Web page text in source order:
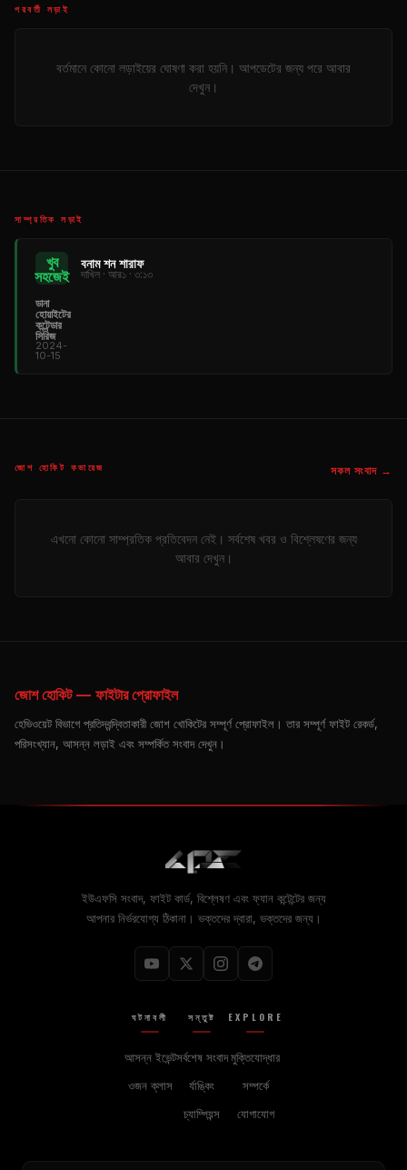
পরবর্তী লড়াই
বর্তমানে কোনো লড়াইয়ের ঘোষণা করা হয়নি। আপডেটের জন্য পরে আবার
দেখুন।
সাম্প্রতিক লড়াই
খুব
সহজেই
বনাম শন শারাফ
দাখিল · আর১ · ৩:১৩
ডানা
হোয়াইটের
কন্টেন্ডার
সিরিজ
2024-
10-15
জোশ হোকিট কভারেজ সকল সংবাদ →
এখনো কোনো সাম্প্রতিক প্রতিবেদন নেই। সর্বশেষ খবর ও বিশ্লেষণের জন্য
আবার দেখুন।
জোশ হোকিট — ফাইটার প্রোফাইল
হেভিওয়েট বিভাগে প্রতিদ্বন্দ্বিতাকারী জোশ খোকিটের সম্পূর্ণ প্রোফাইল। তার সম্পূর্ণ ফাইট রেকর্ড,
পরিসংখ্যান, আসন্ন লড়াই এবং সম্পর্কিত সংবাদ দেখুন।
ইউএফসি সংবাদ, ফাইট কার্ড, বিশ্লেষণ এবং ফ্যান কন্টেন্টের জন্য
আপনার নির্ভরযোগ্য ঠিকানা। ভক্তদের দ্বারা, ভক্তদের জন্য।
ঘটনাবলী
আসন্ন ইভেন্ট
ওজন ক্লাস
সন্তুষ্ট
সর্বশেষ সংবাদ
র্যাঙ্কিং
চ্যাম্পিয়ন্স
EXPLORE
মুক্তিযোদ্ধার
সম্পর্কে
যোগাযোগ